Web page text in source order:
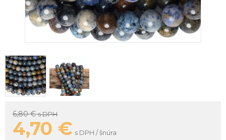
6,80 €s DPH
4,70 € s DPH / šnúra